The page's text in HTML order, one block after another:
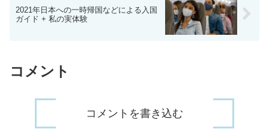
2021年日本への一時帰国などによる入国
ガイド + 私の実体験
コメント
コメントを書き込む